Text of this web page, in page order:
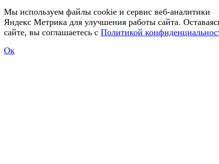
Мы используем файлы cookie и сервис веб-аналитики
Яндекс Метрика для улучшения работы сайта.
сайте, вы соглашаетесь с Политикой
Ок